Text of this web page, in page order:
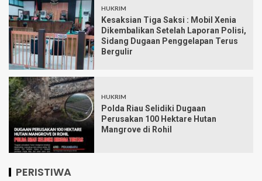
HUKRIM
Kesaksian Tiga Saksi : Mobil Xenia
Dikembalikan Setelah Laporan Polisi,
Sidang Dugaan Penggelapan Terus
Bergulir
HUKRIM
Polda Riau Selidiki Dugaan
Perusakan 100 Hektare Hutan
Mangrove di Rohil
PERISTIWA